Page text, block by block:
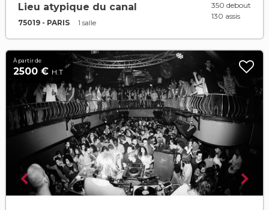
Lieu atypique du canal
75019 - PARIS 1 salle
350 debout
130 assis
À partir de
2500 € H.T